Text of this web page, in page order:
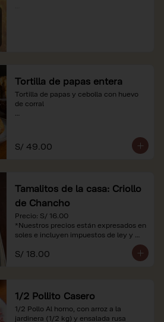
Tortilla de papas entera
Tortilla de papas y cebolla con huevo
de corral
S/ 49.00
Tamalitos de la casa: Criollo
de Chancho
Precio: S/ 16.00
*Nuestros precios están expresados en
soles e incluyen impuestos de ley y
S/ 18.00
1/2 Pollito Casero
1/2 Pollo Al horno, con arroz a la
jardinera (1/2 kg) y ensalada rusa